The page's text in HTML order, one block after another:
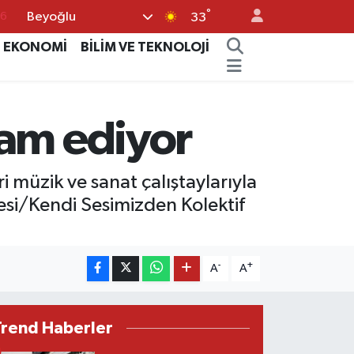
Beyoğlu 33°
EKONOMİ
BİLİM VE TEKNOLOJİ
ediyor
ve sanat çalıştaylarıyla
Kendi Sesimizden Kolektif
A- A+
Haberler